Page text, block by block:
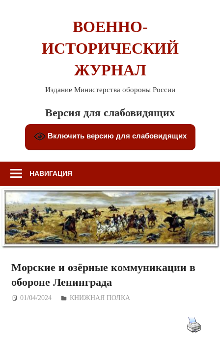
ВОЕННО-
ИСТОРИЧЕСКИЙ
ЖУРНАЛ
Издание Министерства обороны России
Версия для слабовидящих
Включить версию для слабовидящих
НАВИГАЦИЯ
Морские и озёрные коммуникации в
обороне Ленинграда
01/04/2024 Дежурный по Редакции
КНИЖНАЯ ПОЛКА